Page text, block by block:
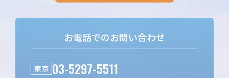
お電話でのお問い合わせ
東京 03-5297-5511